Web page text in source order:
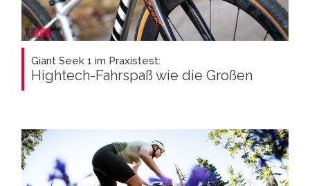
Giant Seek 1 im Praxistest:
Hightech-Fahrspaß wie die Großen